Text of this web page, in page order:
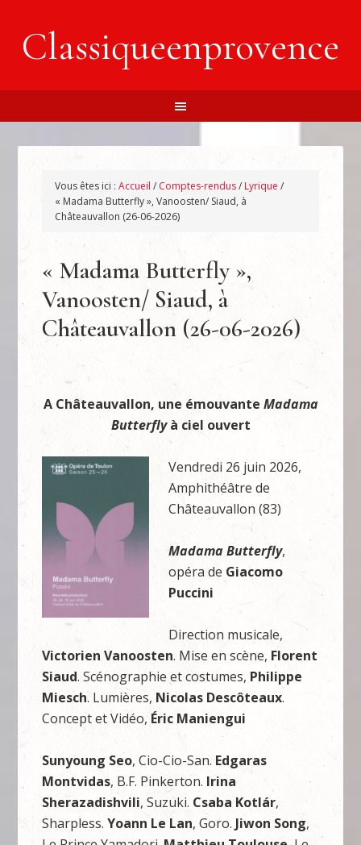
Classiqueenprovence
Vous êtes ici :Accueil / Comptes-rendus/ Lyrique /
« Madama Butterfly », Vanoosten/ Siaud, à
Châteauvallon (26-06-2026)
« Madama Butterfly »,
Vanoosten/ Siaud, à
Châteauvallon (26-06-2026)
A Châteauvallon, une émouvante Madama
Butterflyà ciel ouvert
Vendredi 26 juin 2026,
Amphithéâtre de
Châteauvallon (83)
Madama Butterfly,
opéra de Giacomo
Puccini
Direction musicale,
Victorien Vanoosten. Mise en scène, Florent
Siaud. Scénographie et costumes, Philippe
Miesch. Lumières, Nicolas Descôteaux.
Concept et Vidéo, Éric Maniengui
Sunyoung Seo, Cio-Cio-San. Edgaras
Montvidas, B.F. Pinkerton. Irina
Sherazadishvili, Suzuki. Csaba Kotlár,
Sharpless.Yoann Le Lan, Goro. Jiwon Song,